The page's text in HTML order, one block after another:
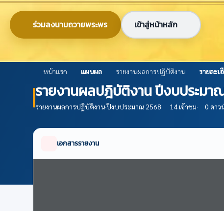
ร่วมลงนามถวายพระพร เข้าสู่หน้าหลัก
0-2579-8161 nabc@nabc.go.th
ศูนย์ข้อมูลเกษตรแห่งชาติ
National Agricultural Big Data Center
หน้าแรก แผนผล รายงานผลการปฏิบัติงาน รายละเ
รายงานผลปฎิบัติงาน ปีงบประมา
รายงานผลการปฏิบัติงาน·ปีงบประมาณ 2568· 14 เข้าชม· 0 ดาว
เอกสารรายงาน